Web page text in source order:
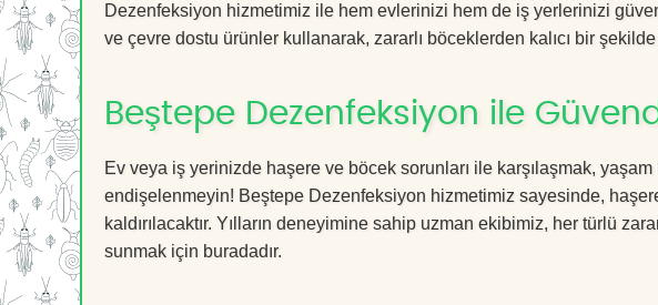
Dezenfeksiyon hizmetimiz ile hem evlerinizi hem de iş yerlerinizi
ve çevre dostu ürünler kullanarak, zararlı böceklerden kalıcı bir şekilde
Beştepe Dezenfeksiyon ile
Ev veya iş yerinizde haşere ve böcek sorunları ile karşılaşmak,
endişelenmeyin! Beştepe Dezenfeksiyon hizmetimiz sayesinde,
kaldırılacaktır. Yılların deneyimine sahip uzman ekibimiz, her türlü
sunmak için buradadır.